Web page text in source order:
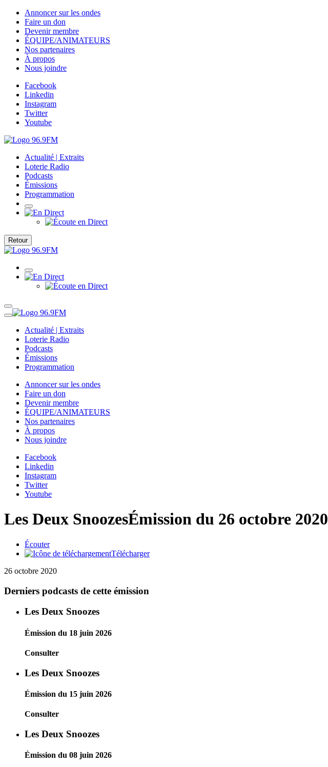
Annoncer sur les ondes
Faire un don
Devenir membre
ÉQUIPE/ANIMATEURS
Nos partenaires
À propos
Nous joindre
Facebook
Linkedin
Instagram
Twitter
Youtube
Actualité | Extraits
Loterie Radio
Podcasts
Émissions
Programmation
Retour
Actualité | Extraits
Loterie Radio
Podcasts
Émissions
Programmation
Annoncer sur les ondes
Faire un don
Devenir membre
ÉQUIPE/ANIMATEURS
Nos partenaires
À propos
Nous joindre
Facebook
Linkedin
Instagram
Twitter
Youtube
Les Deux SnoozesÉmission du 26 octobre 2020
Écouter
Télécharger
26 octobre 2020
Derniers podcasts de cette émission
Les Deux Snoozes
Émission du 18 juin 2026
Consulter
Les Deux Snoozes
Émission du 15 juin 2026
Consulter
Les Deux Snoozes
Émission du 08 juin 2026